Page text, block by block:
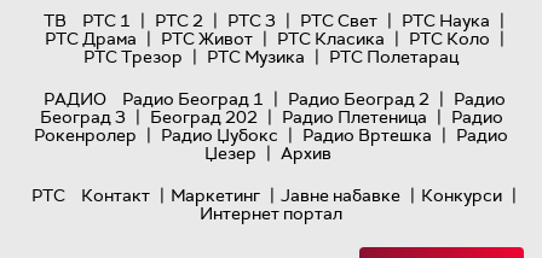
ТВ
РТС 1 | РТС 2 | РТС 3 | РТС Свет | РТС Наука |
РТС Драма | РТС Живот | РТС Класика | РТС Коло |
РТС Трезор | РТС Музика | РТС Полетарац
РАДИО
Радио Београд 1 | Радио Београд 2 | Радио
Београд 3 | Београд 202 | Радио Плетеница | Радио
Рокенролер | Радио Џубокс | Радио Вртешка | Радио
Џезер | Архив
РТС
Контакт | Маркетинг | Јавне набавке | Конкурси |
Интернет портал